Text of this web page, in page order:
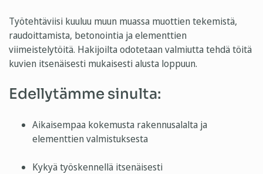
Työtehtäviisi kuuluu muun muassa muottien tekemistä,
raudoittamista, betonointia ja elementtien
viimeistelytöitä. Hakijoilta odotetaan valmiutta tehdä töitä
kuvien itsenäisesti mukaisesti alusta loppuun.
Edellytämme sinulta:
Aikaisempaa kokemusta rakennusalalta ja
elementtien valmistuksesta
Kykyä työskennellä itsenäisesti